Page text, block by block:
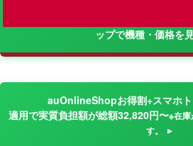
ップで機種・価格を
auOnlineShopお得割+スマホ
適用で実質負担額が総額32,820円〜※在庫
す。